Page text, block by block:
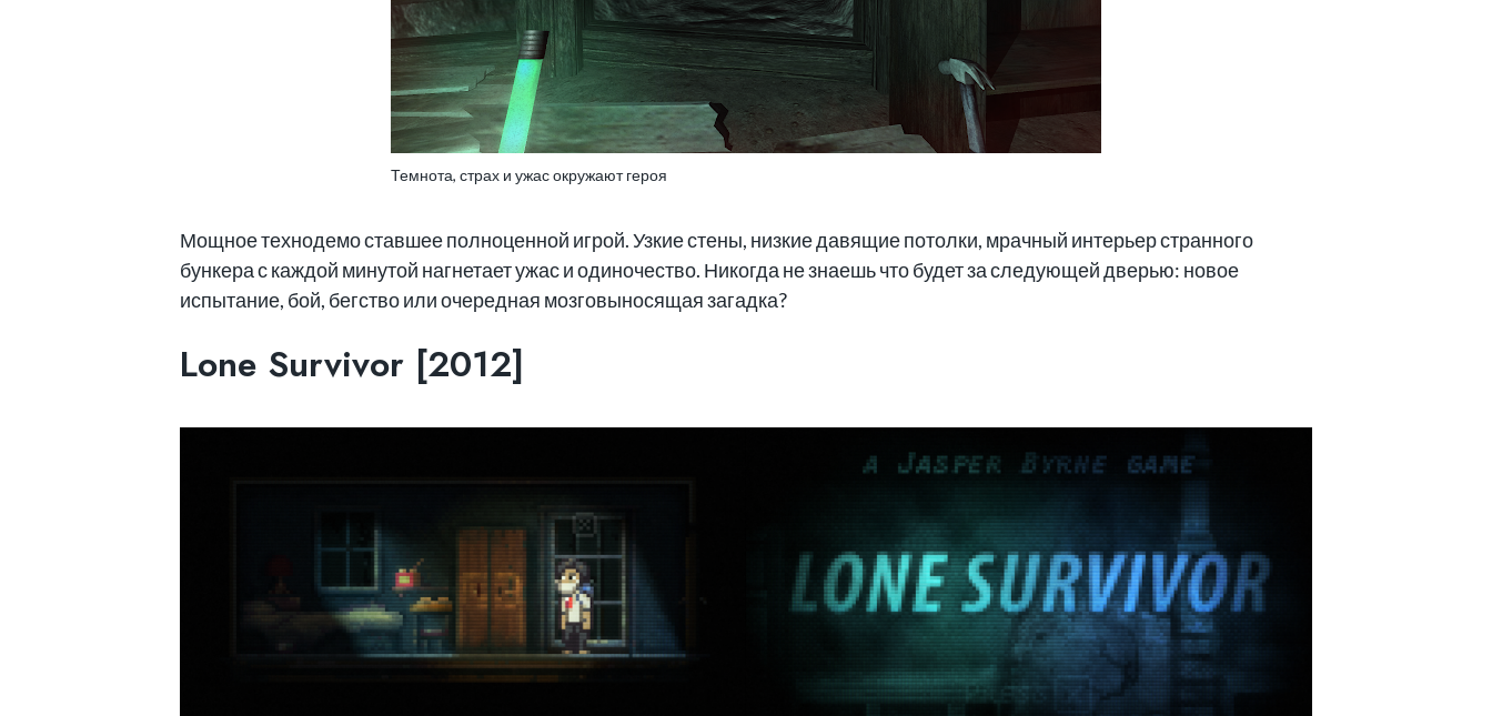
Темнота, страх и ужас окружают героя
Мощное технодемо ставшее полноценной игрой. Узкие стены, низкие давящие потолки, мрачный интерьер странного
бункера с каждой минутой нагнетает ужас и одиночество. Никогда не знаешь что будет за следующей дверью: новое
испытание, бой, бегство или очередная мозговыносящая загадка?
Lone Survivor [2012]